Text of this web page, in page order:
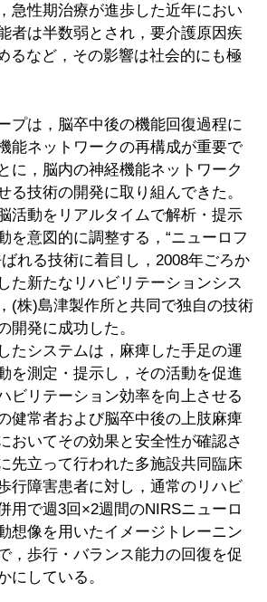
急性期治療が進歩した近年におい
者は半数弱とされ，要介護原因疾
るなど，その影響は社会的にも極
プは，脳卒中後の機能回復過程に
能ネットワークの再構成が重要で
に，脳内の神経機能ネットワーク
る技術の開発に取り組んできた。
活動をリアルタイムで解析・提示
を意図的に調整する，“ニューロフ
れる技術に着目し，2008年ごろか
た新たなリハビリテーションシス
(株)島津製作所と共同で独自の技術
開発に成功した。
たシステムは，麻痺した手足の運
を測定・提示し，その活動を促進
ビリテーション効率を向上させる
健常者および脳卒中後の上肢麻痺
おいてその効果と安全性が確認さ
先立って行われた多施設共同臨床
行障害患者に対し，通常のリハビ
用で週3回×2週間のNIRSニューロ
想像を用いたイメージトレーニン
，歩行・バランス能力の回復を促
にしている。